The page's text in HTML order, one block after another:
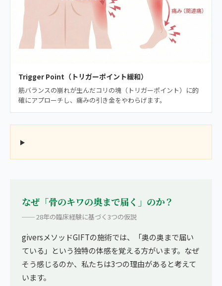
Trigger Point（トリガーポイント緩和）
筋バランスの崩れが生んだコリの塊（トリガーポイント）に的
確にアプローチし、痛みの引き金をやわらげます。
なぜ「骨のキワの奥まで届く」のか？
── 28年の臨床経験に基づく3つの仮説
giversメソッドGIFTの施術では、「奥の奥まで届い
ている」という独特の体感を覚える方がいます。なぜ
そう感じるのか、私たちは3つの理由があると考えて
います。